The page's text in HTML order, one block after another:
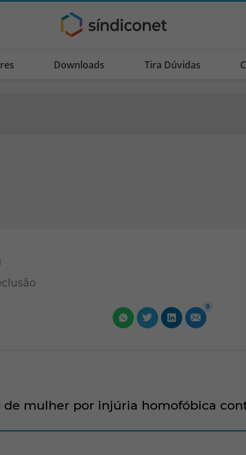
Downloads Tira Dúvidas
0
mulher por injúria homofóbica